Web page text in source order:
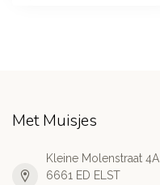
Met Muisjes
Kleine Molenstraat 4A
6661 ED ELST